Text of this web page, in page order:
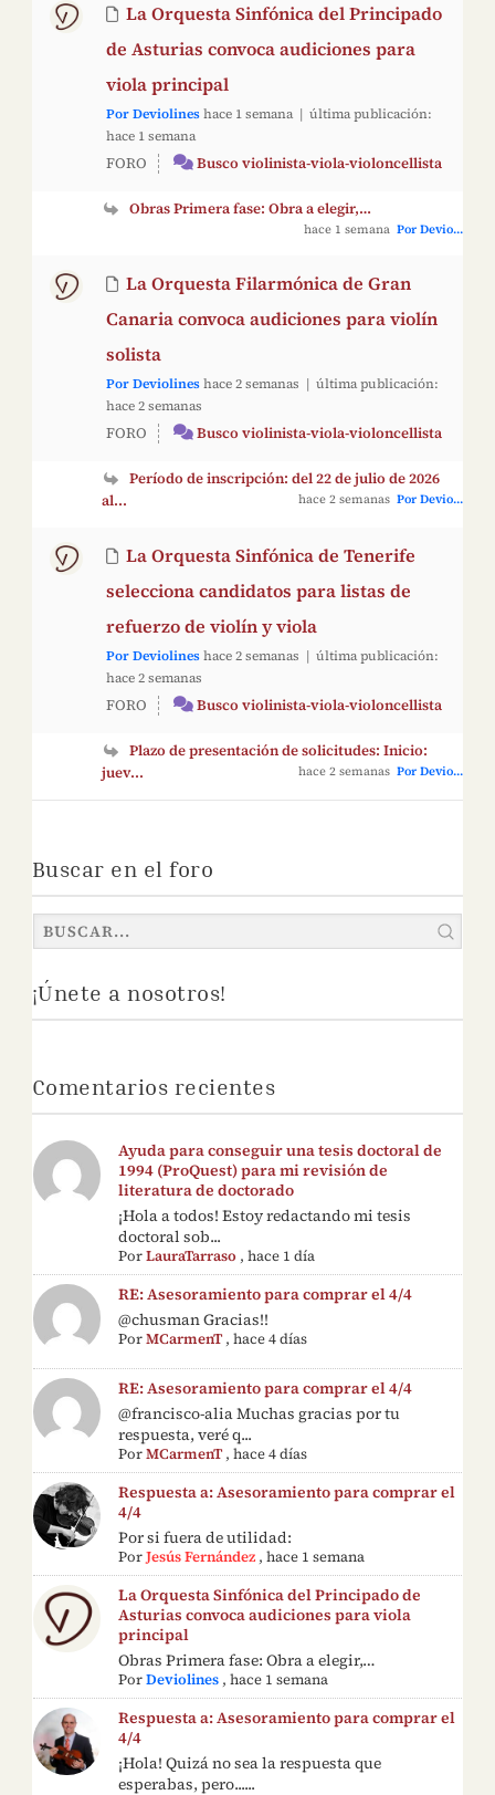
La Orquesta Sinfónica del Principado
de Asturias convoca audiciones para
viola principal
Por Deviolineshace 1 semana | última publicación:
hace 1 semana
FORO Busco violinista-viola-violoncellista
Obras Primera fase: Obra a elegir,…
hace 1 semana Por Devio...
La Orquesta Filarmónica de Gran
Canaria convoca audiciones para violín
solista
Por Deviolineshace 2 semanas | última publicación:
hace 2 semanas
FORO Busco violinista-viola-violoncellista
Período de inscripción: del 22 de julio de 2026
al...
hace 2 semanas Por Devio...
La Orquesta Sinfónica de Tenerife
selecciona candidatos para listas de
refuerzo de violín y viola
Por Deviolineshace 2 semanas | última publicación:
hace 2 semanas
FORO Busco violinista-viola-violoncellista
Plazo de presentación de solicitudes: Inicio:
juev...
hace 2 semanas Por Devio...
Buscar en el foro
¡Únete a nosotros!
Comentarios recientes
Ayuda para conseguir una tesis doctoral de
1994 (ProQuest) para mi revisión de
literatura de doctorado
¡Hola a todos! Estoy redactando mi tesis
doctoral sob...
PorLauraTarraso ,hace 1 día
RE: Asesoramiento para comprar el 4/4
@chusman Gracias!!
PorMCarmenT,hace 4 días
RE: Asesoramiento para comprar el 4/4
@francisco-alia Muchas gracias por tu
respuesta, veré q...
PorMCarmenT,hace 4 días
Respuesta a: Asesoramiento para comprar el
4/4
Por si fuera de utilidad:
PorJesús Fernández ,hace 1 semana
La Orquesta Sinfónica del Principado de
Asturias convoca audiciones para viola
principal
Obras Primera fase: Obra a elegir,…
PorDeviolines ,hace 1 semana
Respuesta a: Asesoramiento para comprar el
4/4
¡Hola! Quizá no sea la respuesta que
esperabas, pero......